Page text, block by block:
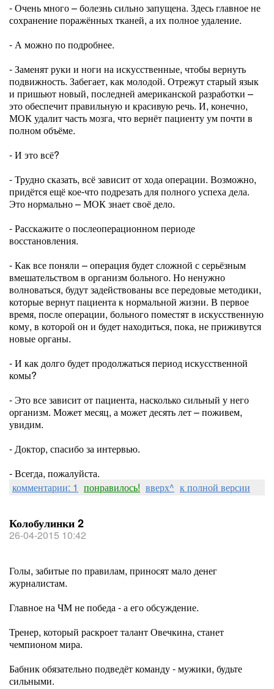
- Очень много – болезнь сильно запущена. Здесь главное не
сохранение поражённых тканей, а их полное удаление.
- А можно по подробнее.
- Заменят руки и ноги на искусственные, чтобы вернуть
подвижность. Забегает, как молодой. Отрежут старый язык
и пришьют новый, последней американской разработки –
это обеспечит правильную и красивую речь. И, конечно,
МОК удалит часть мозга, что вернёт пациенту ум почти в
полном объёме.
- И это всё?
- Трудно сказать, всё зависит от хода операции. Возможно,
придётся ещё кое-что подрезать для полного успеха дела.
Это нормально – МОК знает своё дело.
- Расскажите о послеоперационном периоде
восстановления.
- Как все поняли – операция будет сложной с серьёзным
вмешательством в организм больного. Но ненужно
волноваться, будут задействованы все передовые методики,
которые вернут пациента к нормальной жизни. В первое
время, после операции, больного поместят в искусственную
кому, в которой он и будет находиться, пока, не приживутся
новые органы.
- И как долго будет продолжаться период искусственной
комы?
- Это все зависит от пациента, насколько сильный у него
организм. Может месяц, а может десять лет – поживем,
увидим.
- Доктор, спасибо за интервью.
- Всегда, пожалуйста.
комментарии: 1 понравилось! вверх^ к полной версии
Колобулинки 2
26-04-2015 10:42
Голы, забитые по правилам, приносят мало денег
журналистам.
Главное на ЧМ не победа - а его обсуждение.
Тренер, который раскроет талант Овечкина, станет
чемпионом мира.
Бабник обязательно подведёт команду - мужики, будьте
сильными.